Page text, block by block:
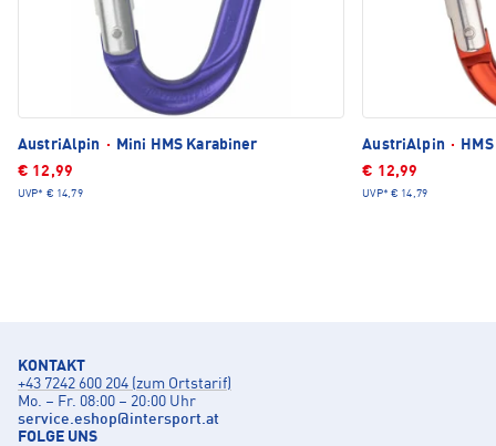
AustriAlpin ·
Mini HMS Karabiner
€ 12,99
UVP* € 14,79
AustriAlpin ·
€ 12,99
UVP* € 14,79
KONTAKT
+43 7242 600 204 (zum Ortstarif)
Mo. – Fr. 08:00 – 20:00 Uhr
service.eshop@intersport.at
FOLGE UNS